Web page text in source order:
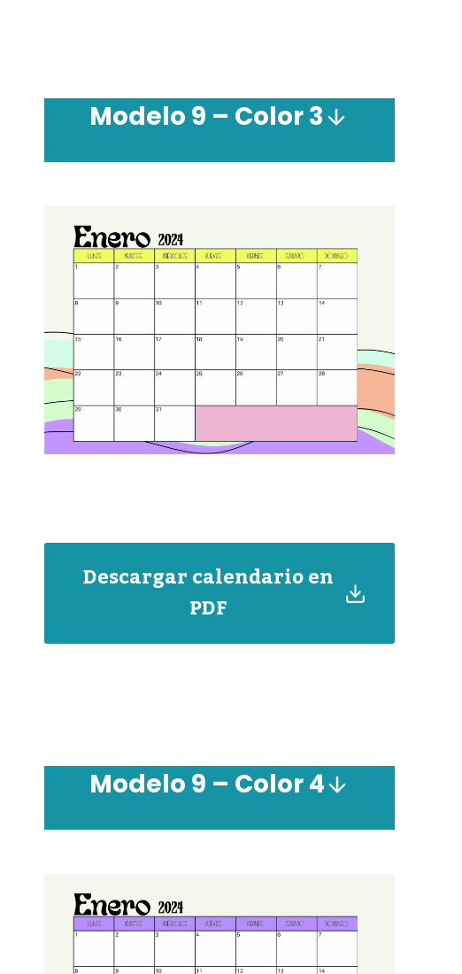
Modelo 9 – Color 3
Descargar calendario en
PDF
Modelo 9 – Color 4